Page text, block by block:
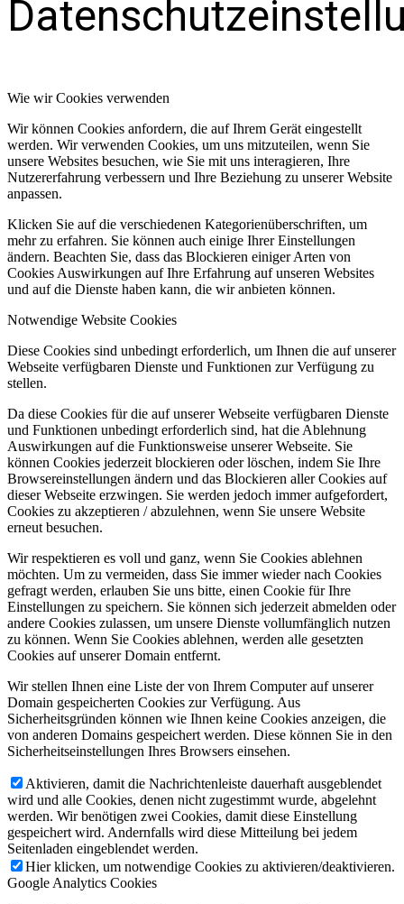
Wie wir Cookies verwenden
Wir können Cookies anfordern, die auf Ihrem Gerät eingestellt
werden. Wir verwenden Cookies, um uns mitzuteilen, wenn Sie
unsere Websites besuchen, wie Sie mit uns interagieren, Ihre
Nutzererfahrung verbessern und Ihre Beziehung zu unserer Website
anpassen.
Klicken Sie auf die verschiedenen Kategorienüberschriften, um
mehr zu erfahren. Sie können auch einige Ihrer Einstellungen
ändern. Beachten Sie, dass das Blockieren einiger Arten von
Cookies Auswirkungen auf Ihre Erfahrung auf unseren Websites
und auf die Dienste haben kann, die wir anbieten können.
Notwendige Website Cookies
Diese Cookies sind unbedingt erforderlich, um Ihnen die auf unserer
Webseite verfügbaren Dienste und Funktionen zur Verfügung zu
stellen.
Da diese Cookies für die auf unserer Webseite verfügbaren Dienste
und Funktionen unbedingt erforderlich sind, hat die Ablehnung
Auswirkungen auf die Funktionsweise unserer Webseite. Sie
können Cookies jederzeit blockieren oder löschen, indem Sie Ihre
Browsereinstellungen ändern und das Blockieren aller Cookies auf
dieser Webseite erzwingen. Sie werden jedoch immer aufgefordert,
Cookies zu akzeptieren / abzulehnen, wenn Sie unsere Website
erneut besuchen.
Wir respektieren es voll und ganz, wenn Sie Cookies ablehnen
möchten. Um zu vermeiden, dass Sie immer wieder nach Cookies
gefragt werden, erlauben Sie uns bitte, einen Cookie für Ihre
Einstellungen zu speichern. Sie können sich jederzeit abmelden oder
andere Cookies zulassen, um unsere Dienste vollumfänglich nutzen
zu können. Wenn Sie Cookies ablehnen, werden alle gesetzten
Cookies auf unserer Domain entfernt.
Wir stellen Ihnen eine Liste der von Ihrem Computer auf unserer
Domain gespeicherten Cookies zur Verfügung. Aus
Sicherheitsgründen können wie Ihnen keine Cookies anzeigen, die
von anderen Domains gespeichert werden. Diese können Sie in den
Sicherheitseinstellungen Ihres Browsers einsehen.
Aktivieren, damit die Nachrichtenleiste dauerhaft ausgeblendet
wird und alle Cookies, denen nicht zugestimmt wurde, abgelehnt
werden. Wir benötigen zwei Cookies, damit diese Einstellung
gespeichert wird. Andernfalls wird diese Mitteilung bei jedem
Seitenladen eingeblendet werden.
Hier klicken, um notwendige Cookies zu aktivieren/deaktivieren.
Google Analytics Cookies